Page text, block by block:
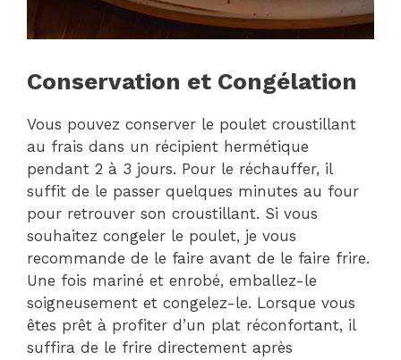
Conservation et Congélation
Vous pouvez conserver le poulet croustillant
au frais dans un récipient hermétique
pendant 2 à 3 jours. Pour le réchauffer, il
suffit de le passer quelques minutes au four
pour retrouver son croustillant. Si vous
souhaitez congeler le poulet, je vous
recommande de le faire avant de le faire frire.
Une fois mariné et enrobé, emballez-le
soigneusement et congelez-le. Lorsque vous
êtes prêt à profiter d’un plat réconfortant, il
suffira de le frire directement après